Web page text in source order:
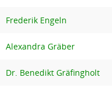
Frederik Engeln
Alexandra Gräber
Dr. Benedikt Gräfingholt